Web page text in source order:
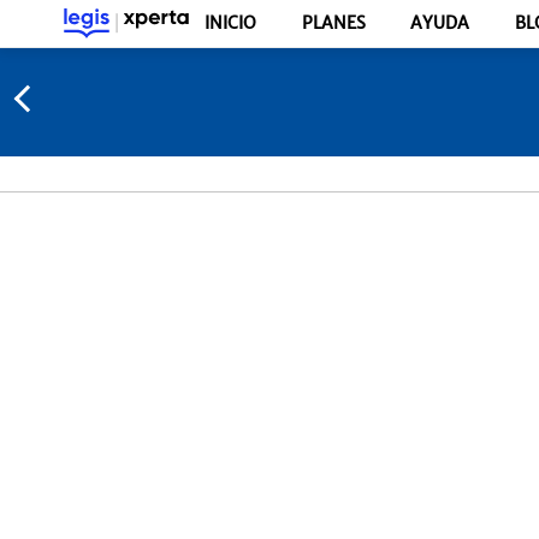
INICIO PLANES AYUDA